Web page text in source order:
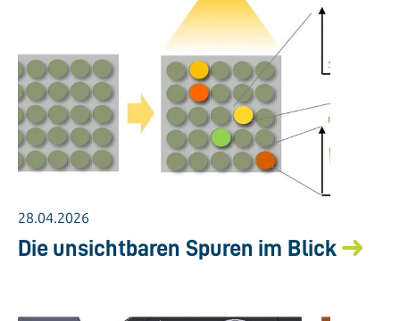
28.04.2026
Die unsichtbaren Spuren im Blick